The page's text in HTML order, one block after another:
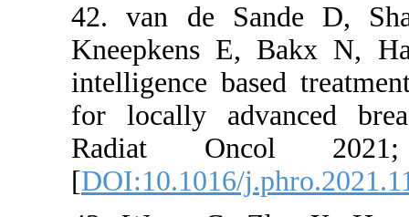
42. van
for locally
Radiat
[